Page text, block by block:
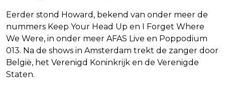
Eerder stond Howard, bekend van onder meer de
nummers Keep Your Head Up en I Forget Where
We Were, in onder meer AFAS Live en Poppodium
013. Na de shows in Amsterdam trekt de zanger door
België, het Verenigd Koninkrijk en de Verenigde
Staten.